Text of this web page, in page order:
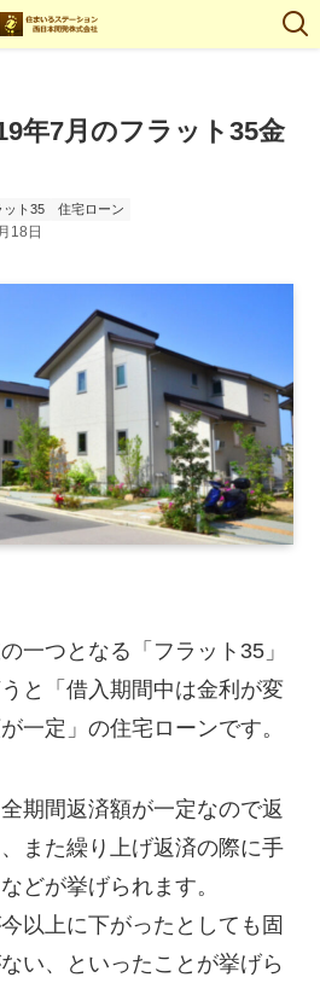
年7月のフラット35金
ット35 住宅ローン
18日
一つとなる「フラット35」
と「借入期間中は金利が変
一定」の住宅ローンです。
期間返済額が一定なので返
また繰り上げ返済の際に手
どが挙げられます。
以上に下がったとしても固
い、といったことが挙げら